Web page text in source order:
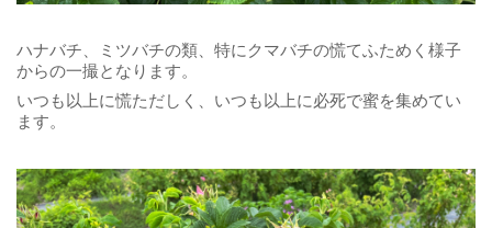
ハナバチ、ミツバチの類、特にクマバチの慌てふためく様子
からの一撮となります。
いつも以上に慌ただしく、いつも以上に必死で蜜を集めてい
ます。